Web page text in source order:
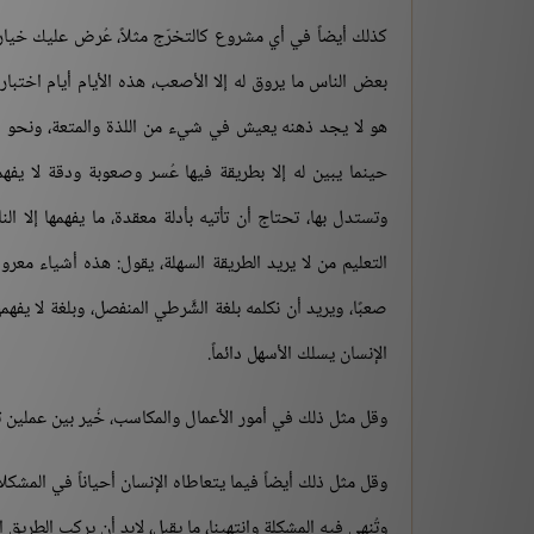
كذلك أيضاً في أي مشروع كالتخرّج مثلاً، عُرض عليك
بعض الناس ما يروق له إلا الأصعب، هذه الأيام أيام
هو لا يجد ذهنه يعيش في شيء من اللذة والمتعة، ونحو
حينما يبين له إلا بطريقة فيها عُسر وصعوبة ودقة لا
وتستدل بها، تحتاج أن تأتيه بأدلة معقدة، ما يفهمها
التعليم من لا يريد الطريقة السهلة، يقول: هذه أشياء
صعبًا، ويريد أن نكلمه بلغة الشَّرطي المنفصل، وبلغة لا
الإنسان يسلك الأسهل دائماً.
وقل مثل ذلك في أمور الأعمال والمكاسب، خُير بين عملين
وقل مثل ذلك أيضاً فيما يتعاطاه الإنسان أحياناً في